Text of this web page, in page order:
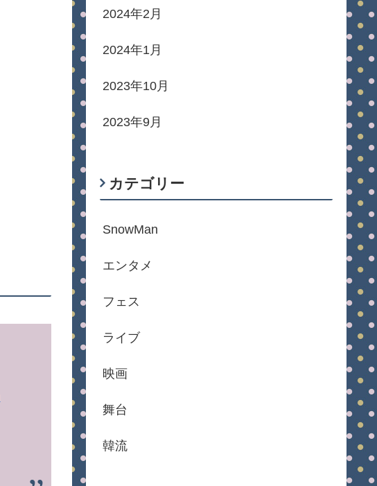
2024年2月
2024年1月
2023年10月
2023年9月
カテゴリー
SnowMan
エンタメ
フェス
ライブ
映画
舞台
韓流